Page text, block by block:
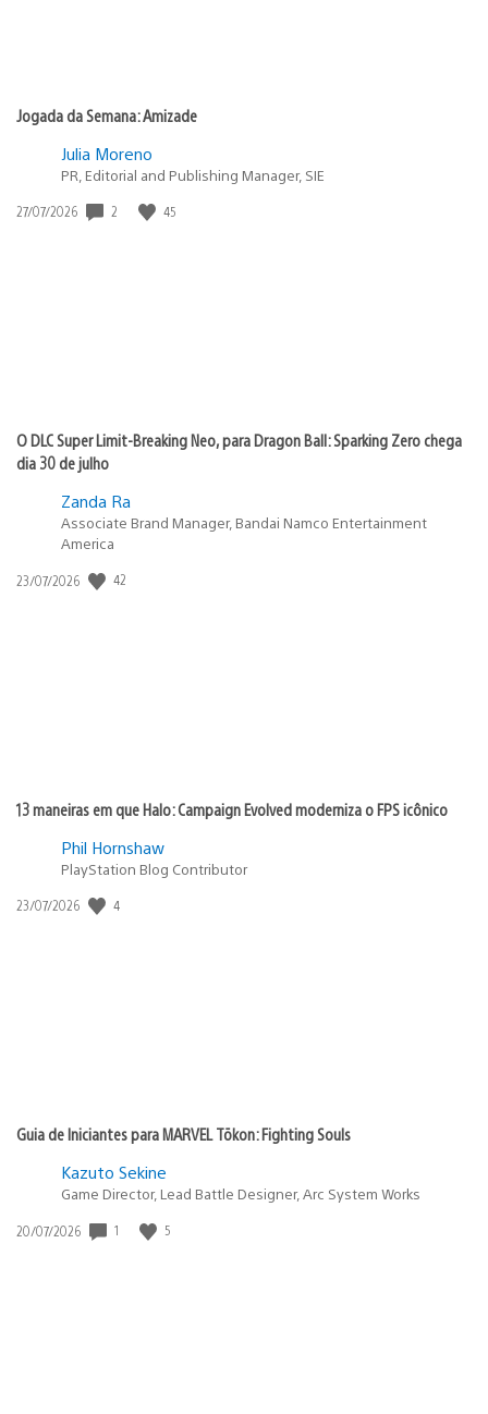
Jogada da Semana: Amizade
Julia Moreno
PR, Editorial and Publishing Manager, SIE
Data
27/07/2026 2 45
O DLC Super Limit-Breaking Neo, para Dragon Ball: Sparking Zero chega
dia 30 de julho
Zanda Ra
Associate Brand Manager, Bandai Namco Entertainment
America
Data
23/07/2026 42
13 maneiras em que Halo: Campaign Evolved moderniza o FPS icônico
Phil Hornshaw
PlayStation Blog Contributor
Data
23/07/2026 4
Guia de Iniciantes para MARVEL Tōkon: Fighting Souls
Kazuto Sekine
Game Director, Lead Battle Designer, Arc System Works
Data
20/07/2026 1 5